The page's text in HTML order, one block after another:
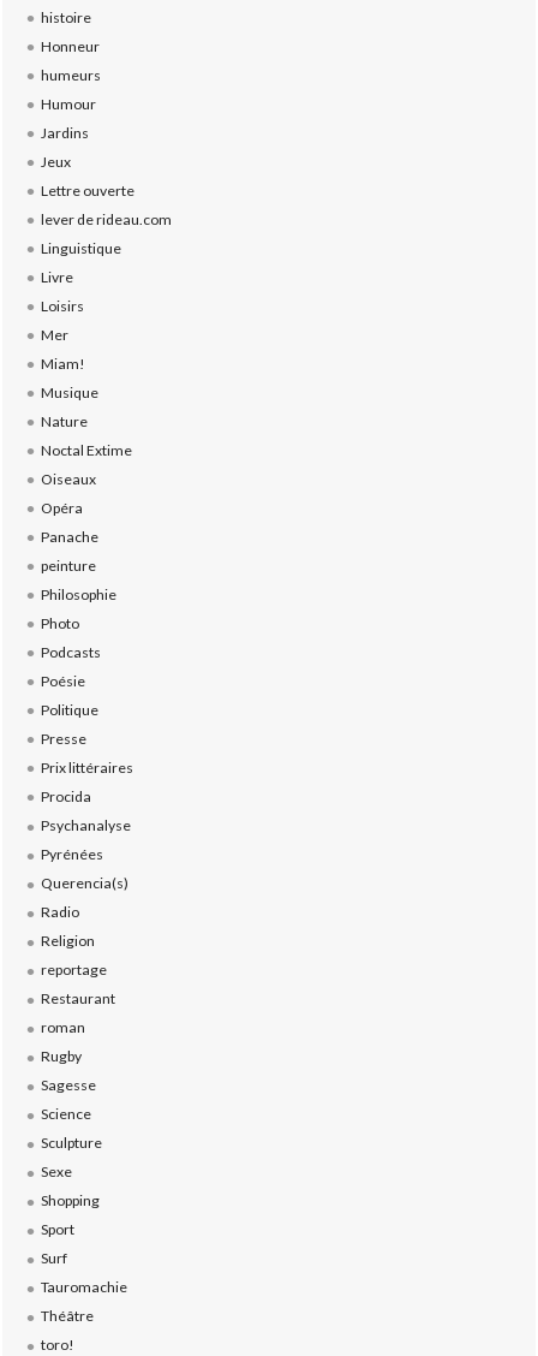
histoire
Honneur
humeurs
Humour
Jardins
Jeux
Lettre ouverte
lever de rideau.com
Linguistique
Livre
Loisirs
Mer
Miam!
Musique
Nature
Noctal Extime
Oiseaux
Opéra
Panache
peinture
Philosophie
Photo
Podcasts
Poésie
Politique
Presse
Prix littéraires
Procida
Psychanalyse
Pyrénées
Querencia(s)
Radio
Religion
reportage
Restaurant
roman
Rugby
Sagesse
Science
Sculpture
Sexe
Shopping
Sport
Surf
Tauromachie
Théâtre
toro!